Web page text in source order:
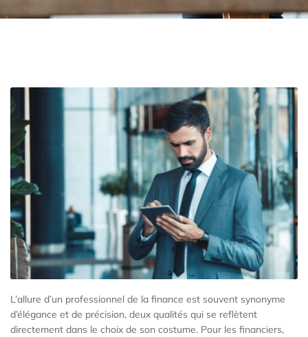
L’allure d’un professionnel de la finance est souvent synonyme
d’élégance et de précision, deux qualités qui se reflètent
directement dans le choix de son costume. Pour les financiers,